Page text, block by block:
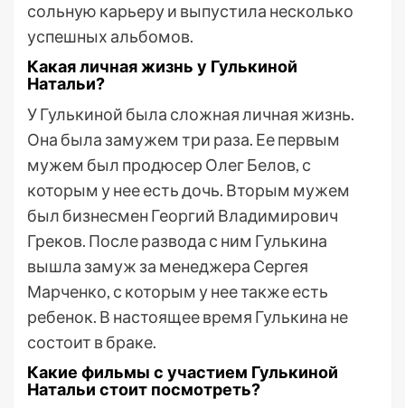
сольную карьеру и выпустила несколько
успешных альбомов.
Какая личная жизнь у Гулькиной
Натальи?
У Гулькиной была сложная личная жизнь.
Она была замужем три раза. Ее первым
мужем был продюсер Олег Белов, с
которым у нее есть дочь. Вторым мужем
был бизнесмен Георгий Владимирович
Греков. После развода с ним Гулькина
вышла замуж за менеджера Сергея
Марченко, с которым у нее также есть
ребенок. В настоящее время Гулькина не
состоит в браке.
Какие фильмы с участием Гулькиной
Натальи стоит посмотреть?